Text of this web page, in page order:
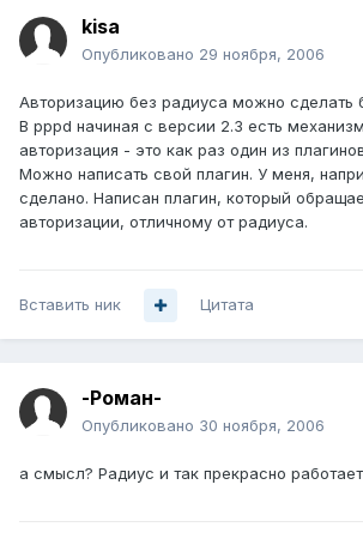
kisa
Опубликовано 29 ноября, 2006
Авторизацию без радиуса можно сделать
В pppd начиная с версии 2.3 есть
авторизация - это как раз один из
Можно написать свой плагин. У меня,
сделано. Написан плагин, который
авторизации, отличному от радиуса.
Вставить ник Цитата
-Роман-
Опубликовано 30 ноября, 2006
а смысл? Радиус и так прекрасно